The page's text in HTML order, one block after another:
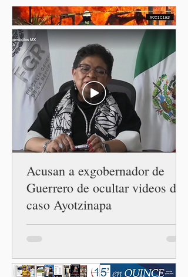
también recupera la
esperanza de vivir sin
miedo. Con esa visión, el
gobernador Alejandro
Armenta Mier inauguró el
Centro LIBRE (Libertad,
Igualdad, Bienestar, Redes,
Emancipación) número 62 y
la Casa Carmen Serdán
número 25 en el estado, la
cuarta en la c
Acusan a exgobernador de
Guerrero de ocultar videos del
caso Ayotzinapa